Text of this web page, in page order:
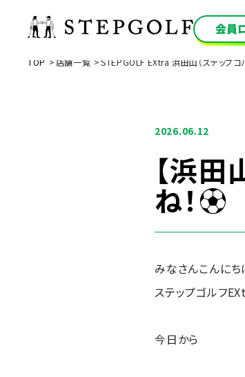
TOP 店舗一覧 STEPGOLF EXtra 浜田山（ステップゴ
2026.06.12
【浜
ね！⚽
みなさんこんにち
ステップゴルフ
今日から